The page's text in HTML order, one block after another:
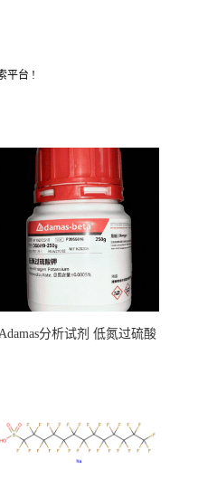
平台 !
分析试剂 低氮过硫酸